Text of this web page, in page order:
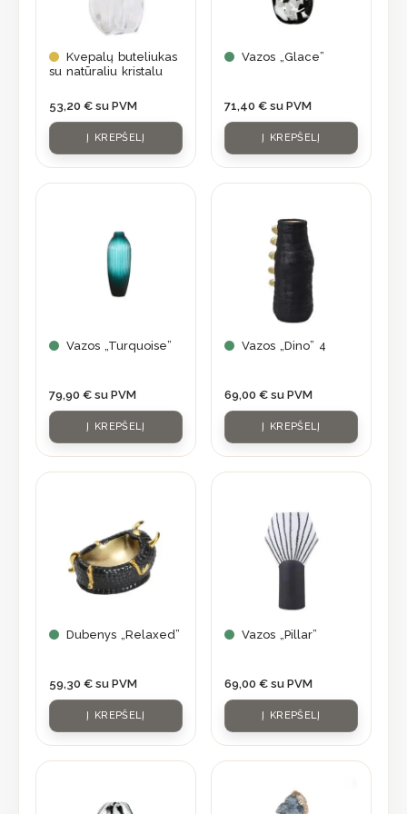
Kvepalų buteliukas
su natūraliu kristalu
53,20 € su PVM
Į KREPŠELĮ
Vazos „Glace”
71,40 € su PVM
Į KREPŠELĮ
Vazos „Turquoise”
79,90 € su PVM
Į KREPŠELĮ
Vazos „Dino” 4
69,00 € su PVM
Į KREPŠELĮ
Dubenys „Relaxed”
59,30 € su PVM
Į KREPŠELĮ
Vazos „Pillar”
69,00 € su PVM
Į KREPŠELĮ